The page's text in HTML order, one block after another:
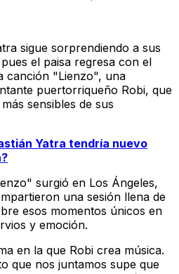
sigue sorprendiendo a sus
el paisa regresa con el
canción "Lienzo", una
puertorriqueño Robi, que
sensibles de sus
Yatra tendría nuevo
surgió en Los Ángeles,
una sesión llena de
esos momentos únicos en
y emoción.
en la que Robi crea música.
que nos juntamos supe que